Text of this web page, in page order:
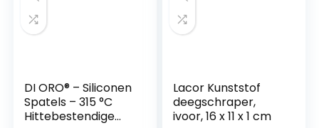
DI ORO® – Siliconen
Spatels – 315 °C
Hittebestendige
Lacor Kunststof
deegschraper,
ivoor, 16 x 11 x 1 cm